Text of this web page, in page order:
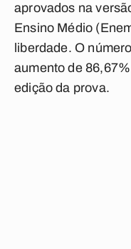
aprovados na
Ensino Médio
liberdade. O
aumento de
edição da prova.